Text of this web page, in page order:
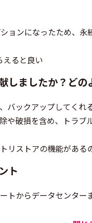
ョンになったため、
えると良い
しましたか？ど
バックアップしてく
や破損を含め、トラ
リストアの機能がある
ト
トからデータセンター